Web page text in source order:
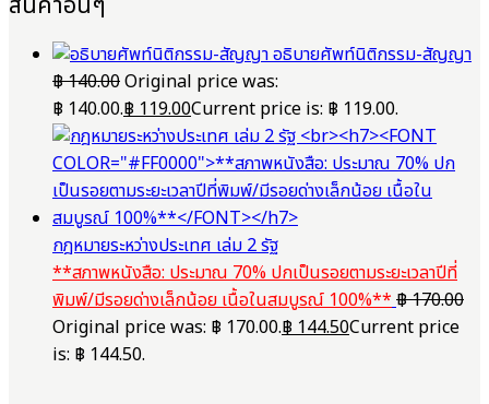
อธิบายศัพท์นิติกรรม-สัญญา
฿140.00Original price was:
฿ 140.00.฿119.00Current price is: ฿ 119.00.
กฎหมายระหว่างประเทศ เล่ม 2 รัฐ
**สภาพหนังสือ: ประมาณ 70% ปกเป็นรอยตามระยะเวลาปีที่
พิมพ์/มีรอยด่างเล็กน้อย เนื้อในสมบูรณ์ 100%**฿170.00
Original price was: ฿ 170.00.฿144.50Current price
is: ฿ 144.50.